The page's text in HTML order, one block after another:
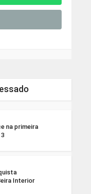
na primeira
Interior